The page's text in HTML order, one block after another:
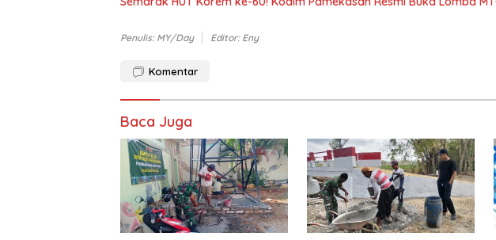
Penulis: MY/Day Editor: Eny
Komentar
Baca Juga